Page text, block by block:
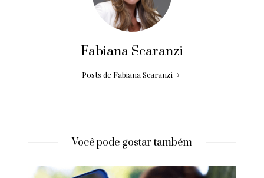
Fabiana Scaranzi
Posts de Fabiana Scaranzi
Você pode gostar também